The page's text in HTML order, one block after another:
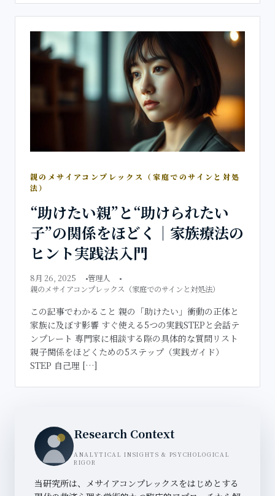
親のメサイアコンプレックス（家庭でのサインと対処
法）
“助けたい親”と“助けられたい
子”の関係をほどく｜家族療法の
ヒント実践法入門
8月 26, 2025
管理人
親のメサイアコンプレックス（家庭でのサインと対処法）
この記事でわかること 親の「助けたい」衝動の正体と
家族に及ぼす影響 すぐ使える5つの実践STEPと会話テ
ンプレート 専門家に相談する際の具体的な質問リスト
親子関係をほどくための5ステップ（実践ガイド）
STEP 自己理 […]
Research Context
ANALYTICAL INSIGHTS & PSYCHOLOGICAL
RIGOR
当研究所は、メサイアコンプレックスをはじめとする